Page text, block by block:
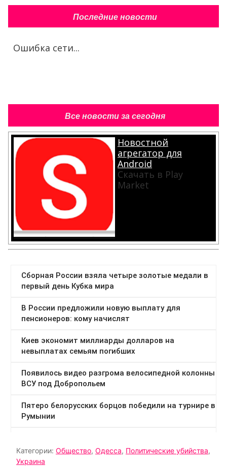
Последние новости
Ошибка сети...
Все новости за сегодня
Новостной
агрегатор для
Android
Скачать в Play
Market
Категории: Общество, Одесса, Политические убийства,
Украина